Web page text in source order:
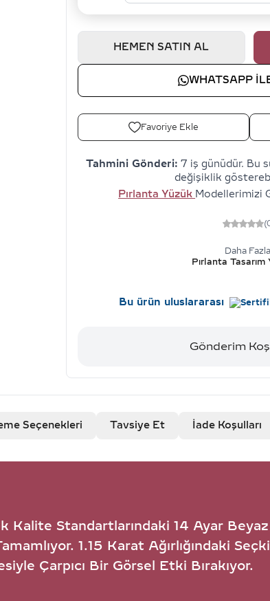
HEMEN SATIN AL
WHATSAPP
Favoriye Ekle
Tahmini Gönderi: 7 iş günüdür. Bu
değişiklik
Pırlanta Yüzük Modellerimizi
Daha Fazla
Pırlanta Tasarım
Bu ürün uluslararası
Gönderim
Seçenekleri Tavsiye Et İade Koşulları
Kalite Standartlarındaki 14 Ayar
1.15 Karat Ağırlığındaki
Çarpıcı Bir Görsel Etki Bırakıyor.